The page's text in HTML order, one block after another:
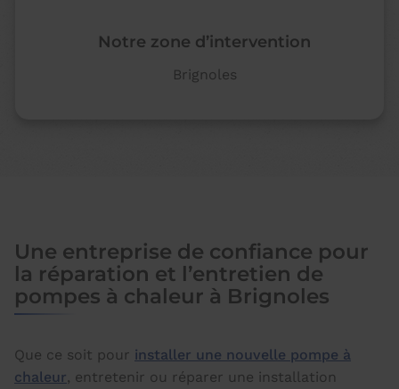
Notre zone d’intervention
Brignoles
Une entreprise de confiance pour
la réparation et l’entretien de
pompes à chaleur à Brignoles
Que ce soit pour installer une nouvelle pompe à
chaleur, entretenir ou réparer une installation